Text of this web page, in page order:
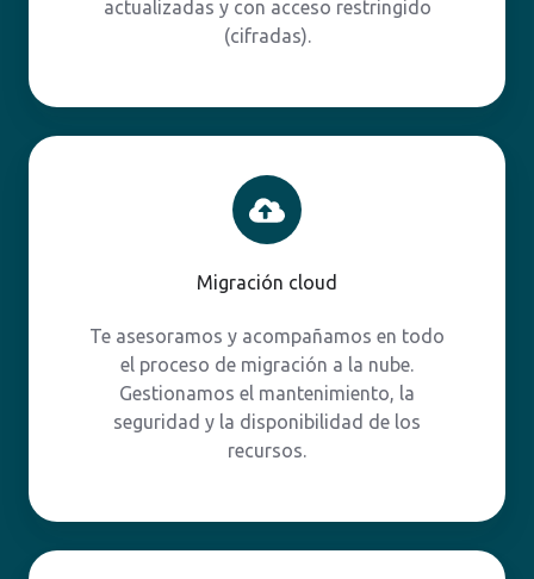
actualizadas y con acceso restringido
(cifradas).
Migración cloud
Te asesoramos y acompañamos en todo
el proceso de migración a la nube.
Gestionamos el mantenimiento, la
seguridad y la disponibilidad de los
recursos.
cloud